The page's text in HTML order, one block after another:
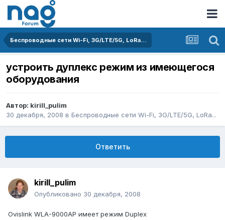
Беспроводные сети Wi-Fi, 3G/LTE/5G, LoRa...
устроить дуплекс режим из имеющегося
оборудования
Автор: kirill_pulim
30 декабря, 2008 в Беспроводные сети Wi-Fi, 3G/LTE/5G, LoRa...
Ответить
kirill_pulim
Опубликовано 30 декабря, 2008
Ovislink WLA-9000AP имеет режим Duplex